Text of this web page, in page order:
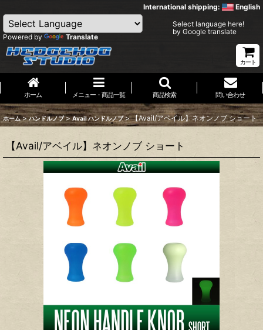
International shipping: English
Powered by Translate
Select language here!
by Google translate
カート
ホーム メニュー・商品一覧 商品検索 問い合わせ
ホーム > ハンドルノブ > Avail ハンドルノブ > 【Avail/アベイル】ネオンノブ ショート
【Avail/アベイル】ネオンノブ ショート